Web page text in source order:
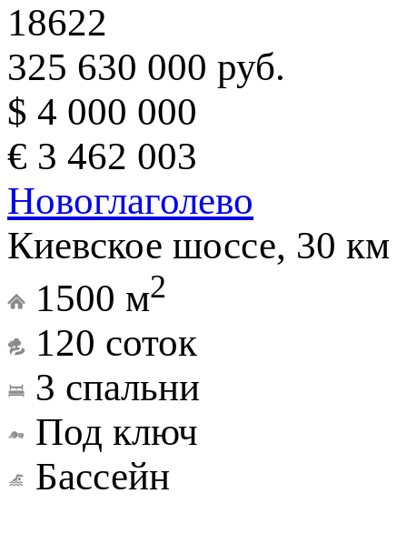
18622
325 630 000 руб.
$ 4 000 000
€ 3 462 003
Новоглаголево
Киевское шоссе, 30 км
1500 м2
120 соток
3 спальни
Под ключ
Бассейн